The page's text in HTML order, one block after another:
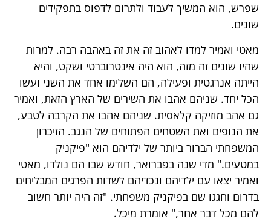
שפרש, הוא המשיך לעבוד ולתרום לדפוס בתפקידים
שונים.
מאטי ואמיר למדו לאהוב זה את זה באהבה רבה. למרות
שהיו שונים זה מזה, הוא היה אינטרוברטי ושקט, והיא
הייתה אנרגטית ופעילה, הם השלימו אחד את השני ועשו
הכל יחד. שניהם אהבו את השירים של הארץ הזאת, ואמיר
גם אהב מוזיקה קלאסית. שניהם אהבו את הקרבה לטבע,
את הנופים ואת השטחים הפתוחים של הנגב. הזיכרון
המשפחתי הברור ביותר של ילדיהם הוא "פיקניק
במטעים." מדי שנה בפברואר, חודש שבו הם נולדו, מאטי
ואמיר יצאו עם ילדיהם ונכדיהם לשדות הפרגים המבליחים
בדרום וחגגו שם בפיקניק משפחתי. "זה היה יותר חשוב
להם מכל דבר אחר," אומרת מיכל.